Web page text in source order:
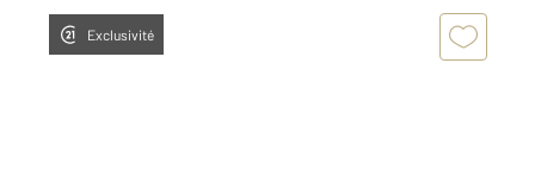
Exclusivité